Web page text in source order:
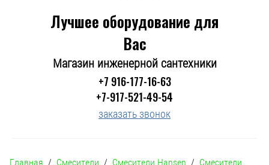
+7 916-177-16-63
+7-917-521-49-54
заказать звонок
Лучшее оборудование для
Вас
Магазин инженерной сантехники
Главная
  /
Смесители
  /
Смесители Hansen
  /
Смесители